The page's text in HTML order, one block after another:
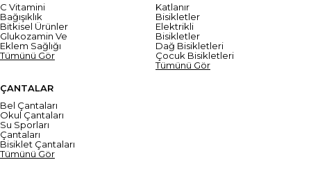
C Vitamini
Bağışıklık
Bitkisel Ürünler
Glukozamin Ve
Eklem Sağlığı
Tümünü Gör
Katlanır
Bisikletler
Elektrikli
Bisikletler
Dağ Bisikletleri
Çocuk Bisikletleri
Tümünü Gör
ÇANTALAR
Bel Çantaları
Okul Çantaları
Su Sporları
Çantaları
Bisiklet Çantaları
Tümünü Gör